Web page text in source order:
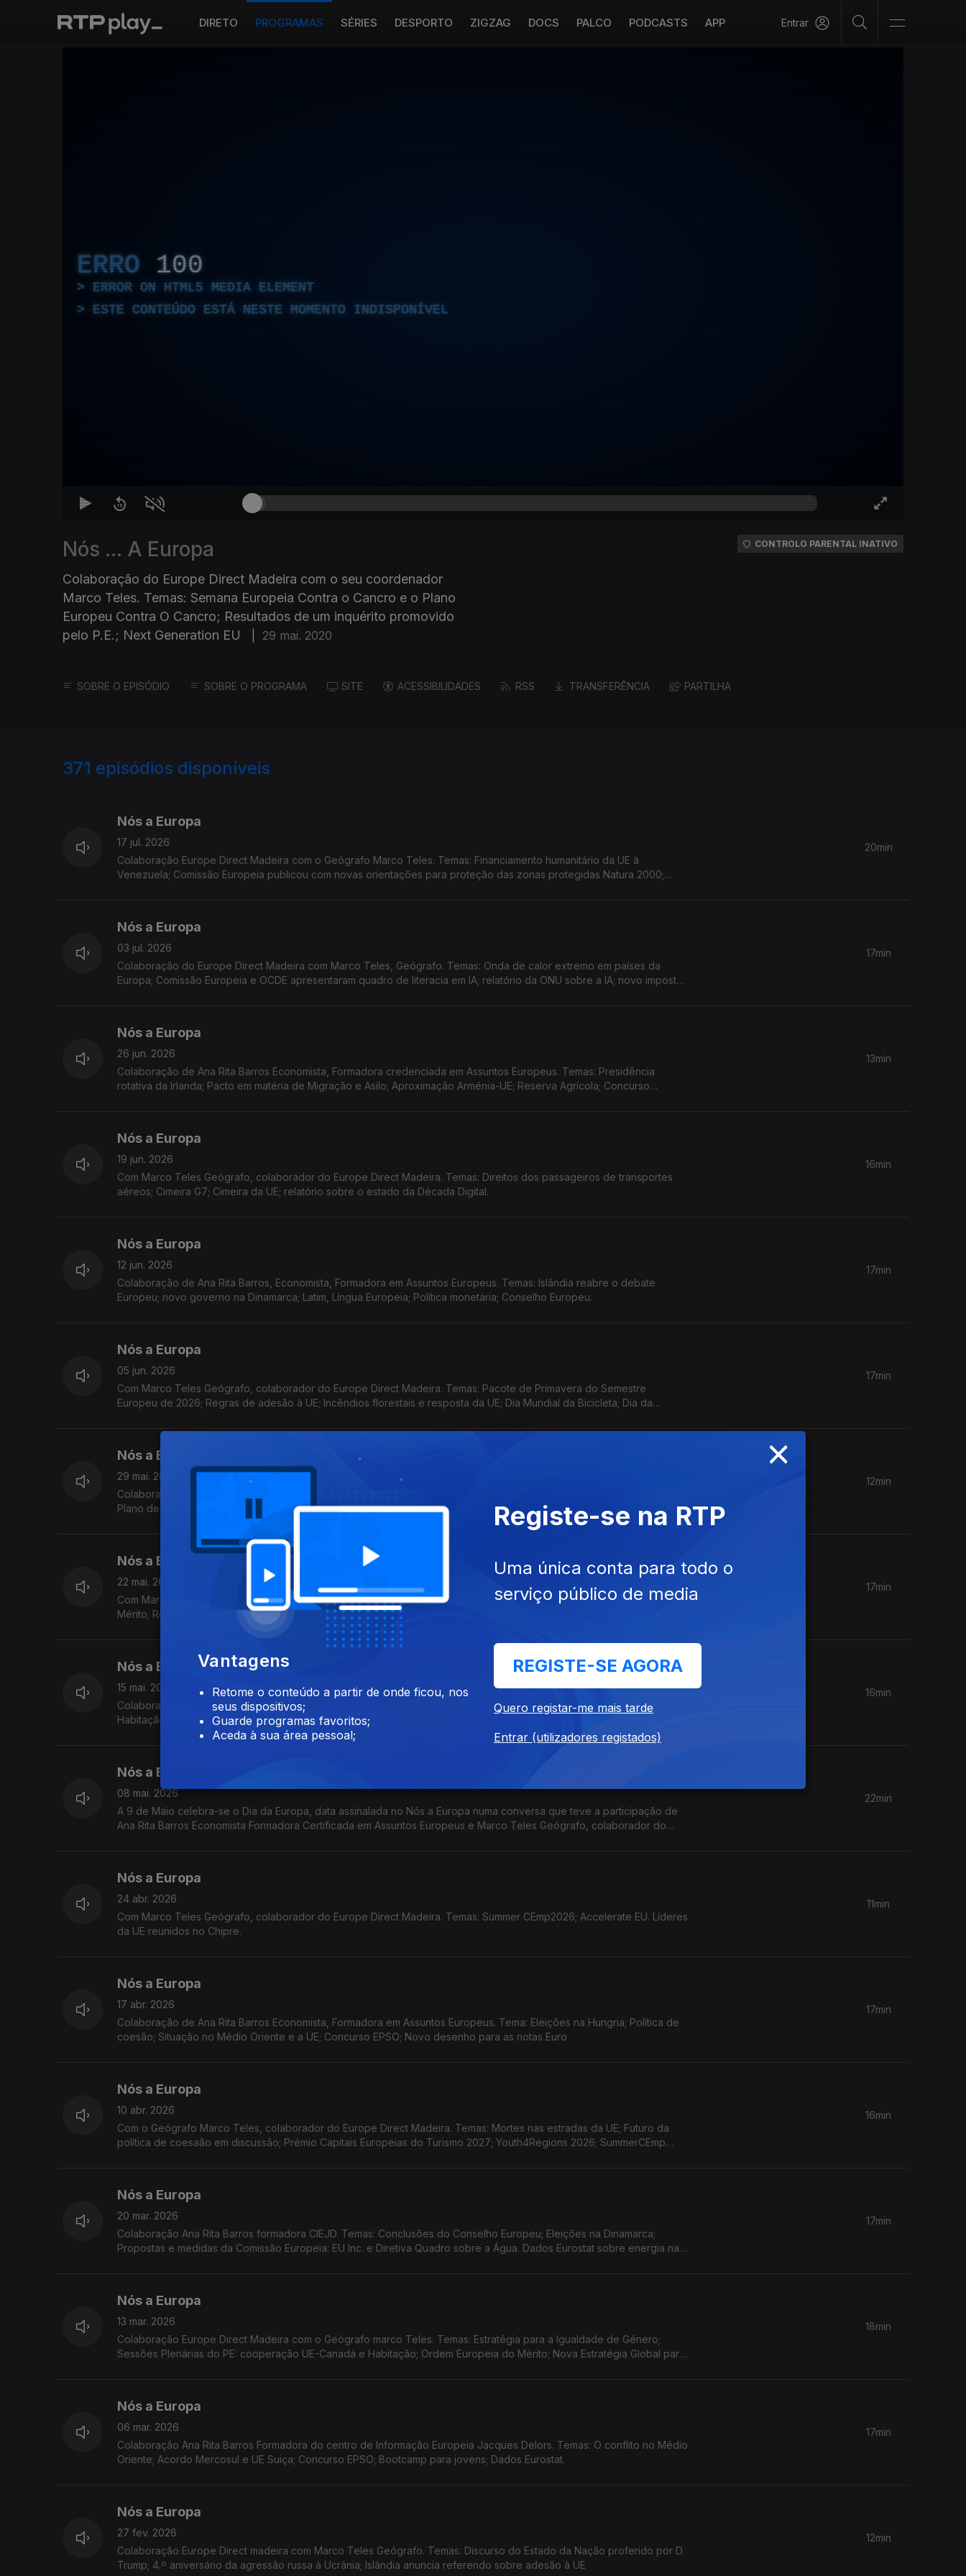
DIRETO PROGRAMAS SÉRIES DESPORTO ZIGZAG DOCS PALCO PODCASTS APP Entrar
ERRO 100
ERROR ON HTML5 MEDIA ELEMENT
ESTE CONTEÚDO ESTÁ NESTE MOMENTO INDISPONÍVEL
Nós ... A Europa
Colaboração do Europe Direct Madeira com o seu coordenador
Marco Teles. Temas: Semana Europeia Contra o Cancro e o Plano
Europeu Contra O Cancro; Resultados de um inquérito promovido
pelo P.E.; Next Generation EU
29 mai. 2020
CONTROLO PARENTAL INATIVO
SOBRE O EPISÓDIO SOBRE O PROGRAMA SITE ACESSIBILIDADES RSS TRANSFERÊNCIA PARTILHA
371 episódios disponíveis
Nós a Europa
17 jul. 2026
Colaboração Europe Direct Madeira com o Geógrafo Marco Teles. Temas: Financiamento humanitário da UE à
Venezuela; Comissão Europeia publicou com novas orientações para proteção das zonas protegidas Natura 2000;
20min
Nós a Europa
03 jul. 2026
Colaboração do Europe Direct Madeira com Marco Teles, Geógrafo. Temas: Onda de calor extremo em países da
Europa; Comissão Europeia e OCDE apresentaram quadro de literacia em IA; relatório da ONU sobre a IA; novo imposto
17min
Nós a Europa
26 jun. 2026
Colaboração de Ana Rita Barros Economista, Formadora credenciada em Assuntos Europeus. Temas: Presidência
rotativa da Irlanda; Pacto em matéria de Migração e Asilo; Aproximação Arménia-UE; Reserva Agrícola; Concurso
13min
Nós a Europa
19 jun. 2026
Com Marco Teles Geógrafo, colaborador do Europe Direct Madeira. Temas: Direitos dos passageiros de transportes
aéreos; Cimeira G7; Cimeira da UE; relatório sobre o estado da Década Digital.
16min
Nós a Europa
12 jun. 2026
Colaboração de Ana Rita Barros, Economista, Formadora em Assuntos Europeus. Temas: Islândia reabre o debate
Europeu; novo governo na Dinamarca; Latim, Língua Europeia; Política monetária; Conselho Europeu.
17min
Nós a Europa
05 jun. 2026
Com Marco Teles Geógrafo, colaborador do Europe Direct Madeira. Temas: Pacote de Primavera do Semestre
Europeu de 2026; Regras de adesão à UE; Incêndios florestais e resposta da UE; Dia Mundial da Bicicleta; Dia da
17min
Nós a Europa
29 mai. 2026
Colaboração de Ana Rita Barros Economista, Formadora credenciada em 'Assuntos Europeus'. Temas: Alerta da FAO e
Plano de Ação da UE sobre Abastecimento e Segurança Alimentar; Eleições em países da UE; EPSO - Serviço Europeu
12min
Nós a Europa
22 mai. 2026
Com Marco Teles Geógrafo, colaborador do Europe Direct Madeira. Temas: Laureados com a Ordem Europeia do
Mérito; Regras para investimentos estrangeiros em sectores sensíveis; Pacto Europeu de Prestação de Cuidados;
Previsões Económicas de Primavera.
17min
Nós a Europa
15 mai. 2026
Colaboração de Ana Rita Barros Economista , Formadora credenciada em Assuntos Europeus. Temas: Crise da
Habitação na UE; Consulta Pública sobre Transporte Aéreo; Acórdão do TJE; Ordem Europeia de Mérito; Prémio Carlos
Magno para a Juventude 2026.
16min
Nós a Europa
08 mai. 2026
A 9 de Maio celebra-se o Dia da Europa, data assinalada no Nós a Europa numa conversa que teve a participação de
Ana Rita Barros Economista Formadora Certificada em Assuntos Europeus e Marco Teles Geógrafo, colaborador do
22min
Nós a Europa
24 abr. 2026
Com Marco Teles Geógrafo, colaborador do Europe Direct Madeira. Temas: Summer CEmp2026; Accelerate EU. Líderes
da UE reunidos no Chipre.
11min
Nós a Europa
17 abr. 2026
Colaboração de Ana Rita Barros Economista, Formadora em Assuntos Europeus. Tema: Eleições na Hungria; Política de
coesão; Situação no Médio Oriente e a UE; Concurso EPSO; Novo desenho para as notas Euro
17min
Nós a Europa
10 abr. 2026
Com o Geógrafo Marco Teles, colaborador do Europe Direct Madeira. Temas: Mortes nas estradas da UE; Futuro da
política de coesaão em discussão; Prémio Capitais Europeias do Turismo 2027; Youth4Regions 2026; SummerCEmp
16min
Nós a Europa
20 mar. 2026
Colaboração Ana Rita Barros formadora CIEJD. Temas: Conclusões do Conselho Europeu; Eleições na Dinamarca;
Propostas e medidas da Comissão Europeia: EU Inc. e Diretiva Quadro sobre a Água. Dados Eurostat sobre energia na
17min
Nós a Europa
13 mar. 2026
Colaboração Europe Direct Madeira com o Geógrafo marco Teles. Temas: Estratégia para a Igualdade de Género;
Sessões Plenárias do PE: cooperação UE-Canadá e Habitação; Ordem Europeia do Mérito; Nova Estratégia Global para
18min
Nós a Europa
06 mar. 2026
Colaboração Ana Rita Barros Formadora do centro de Informação Europeia Jacques Delors. Temas: O conflito no Médio
Oriente; Acordo Mercosul e UE Suiça; Concurso EPSO; Bootcamp para jovens; Dados Eurostat.
17min
Nós a Europa
27 fev. 2026
Colaboração Europe Direct madeira com Marco Teles Geógrafo. Temas: Discurso do Estado da Nação proferido por D.
Trump; 4.º aniversário da agressão russa à Ucrânia; Islândia anuncia referendo sobre adesão à UE
12min
×
Vantagens
Retome o conteúdo a partir de onde ficou, nos
seus dispositivos;
Guarde programas favoritos;
Aceda à sua área pessoal;
Registe-se na RTP
Uma única conta para todo o
serviço público de media
REGISTE-SE AGORA
Quero registar-me mais tarde
Entrar (utilizadores registados)